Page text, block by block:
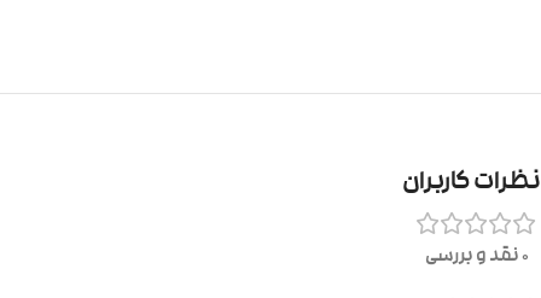
نظرات کاربران
0 نقد و بررسی